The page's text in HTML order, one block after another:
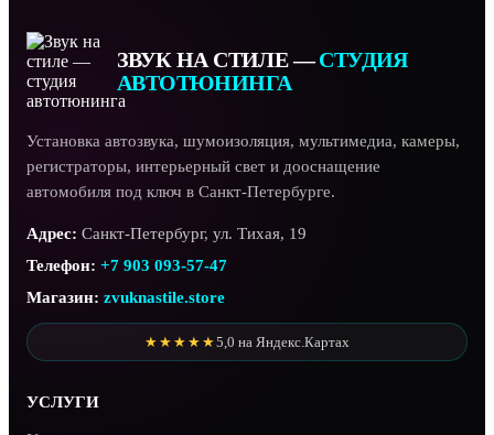
ЗВУК НА СТИЛЕ —СТУДИЯ
АВТОТЮНИНГА
Установка автозвука, шумоизоляция, мультимедиа, камеры,
регистраторы, интерьерный свет и дооснащение
автомобиля под ключ в Санкт-Петербурге.
Адрес: Санкт-Петербург, ул. Тихая, 19
Телефон: +7 903 093-57-47
Магазин: zvuknastile.store
★★★★★5,0 на Яндекс.Картах
УСЛУГИ